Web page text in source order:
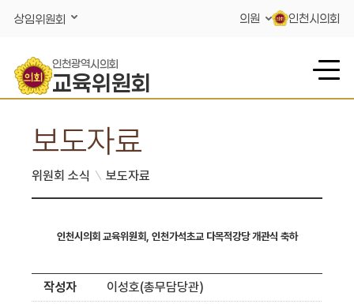
상임위원회 의원 인천시의회
인천광역시의회
교육위원회
보도자료
위원회 소식 보도자료
인천시의회 교육위원회, 인천가석초교 다목적강당 개관식 축하
작성자
이성호(총무담당관)